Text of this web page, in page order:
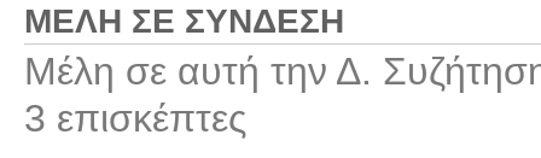
ΜΈΛΗ ΣΕ ΣΎΝΔΕΣΗ
Μέλη σε αυτή την Δ.
3 επισκέπτες